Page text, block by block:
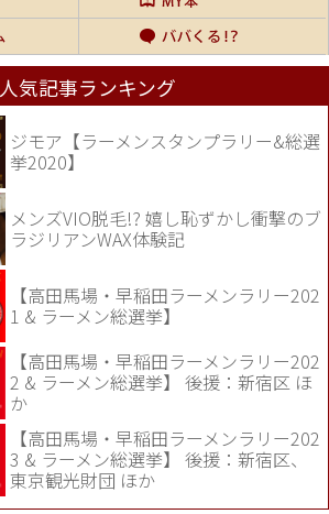
人気記事ランキング
ジモア【ラーメンスタンプラリー&総選
挙2020】
メンズVIO脱毛!? 嬉し恥ずかし衝撃のブ
ラジリアンWAX体験記
【高田馬場・早稲田ラーメンラリー202
1 & ラーメン総選挙】
【高田馬場・早稲田ラーメンラリー202
2 & ラーメン総選挙】 後援：新宿区 ほ
か
【高田馬場・早稲田ラーメンラリー202
3 & ラーメン総選挙】 後援：新宿区、
東京観光財団 ほか